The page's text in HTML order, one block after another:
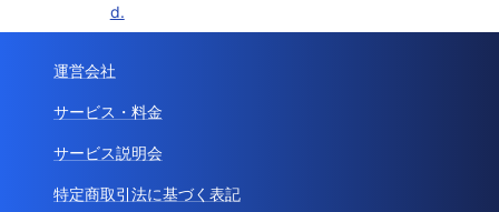
d.
運営会社
サービス・料金
サービス説明会
特定商取引法に基づく表記